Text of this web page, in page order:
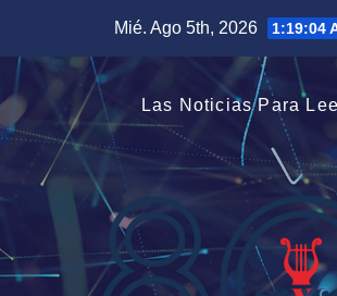
contenido
Mié. Ago 5th, 2026 1:19:05
Las Noticias Para